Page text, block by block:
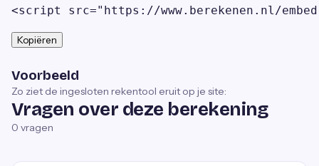
<script src="https://www.berekenen.nl/
Kopiëren
Voorbeeld
Zo ziet de ingesloten rekentool eruit op je site:
Vragen over deze berekening
0 vragen